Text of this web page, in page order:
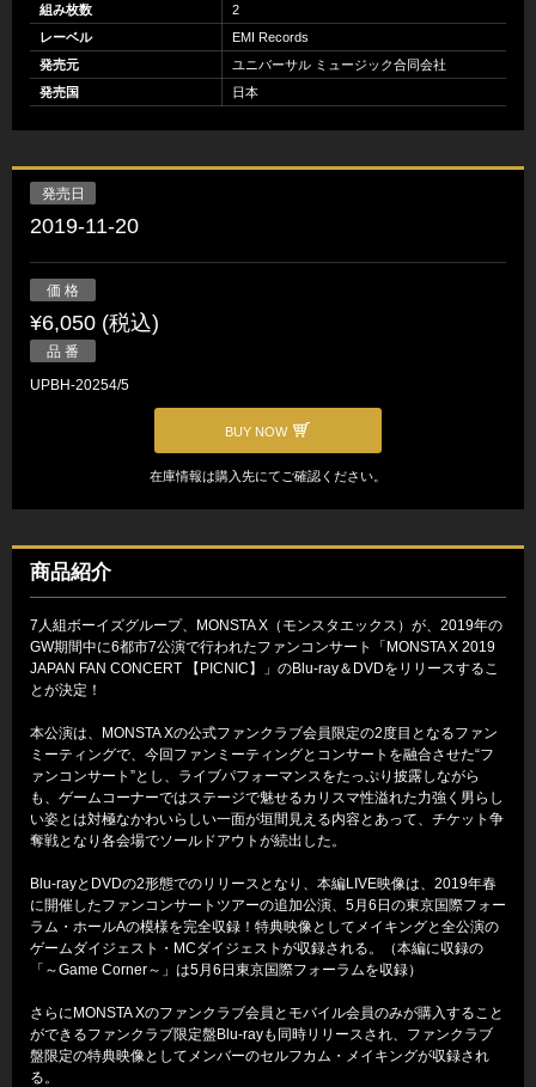
組み枚数
2
レーベル
EMI Records
発売元
ユニバーサル ミュージック合同会社
発売国
日本
発売日
2019-11-20
価 格
¥6,050 (税込)
品 番
UPBH-20254/5
BUY NOW
在庫情報は購入先にてご確認ください。
商品紹介
7人組ボーイズグループ、MONSTA X（モンスタエックス）が、2019年の
GW期間中に6都市7公演で行われたファンコンサート「MONSTA X 2019
JAPAN FAN CONCERT 【PICNIC】」のBlu-ray＆DVDをリリースするこ
とが決定！
本公演は、MONSTA Xの公式ファンクラブ会員限定の2度目となるファン
ミーティングで、今回ファンミーティングとコンサートを融合させた“フ
ァンコンサート”とし、ライブパフォーマンスをたっぷり披露しながら
も、ゲームコーナーではステージで魅せるカリスマ性溢れた力強く男らし
い姿とは対極なかわいらしい一面が垣間見える内容とあって、チケット争
奪戦となり各会場でソールドアウトが続出した。
Blu-rayとDVDの2形態でのリリースとなり、本編LIVE映像は、2019年春
に開催したファンコンサートツアーの追加公演、5月6日の東京国際フォー
ラム・ホールAの模様を完全収録！特典映像としてメイキングと全公演の
ゲームダイジェスト・MCダイジェストが収録される。（本編に収録の
「～Game Corner～」は5月6日東京国際フォーラムを収録）
さらにMONSTA Xのファンクラブ会員とモバイル会員のみが購入すること
ができるファンクラブ限定盤Blu-rayも同時リリースされ、ファンクラブ
盤限定の特典映像としてメンバーのセルフカム・メイキングが収録され
る。